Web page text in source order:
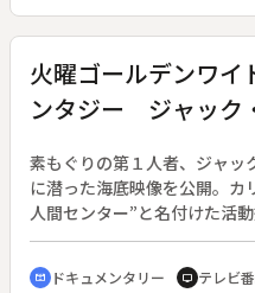
中村吉右衛門、中村芝翫（重
郎。◆副音声は英語
火曜ゴールデンワ
ンタジー ジャック
素もぐりの第１人者、ジャッ
に潜った海底映像を公開。カ
人間センター”と名付けた活
語る。
cinematic_blur ドキュメンタリー tv テレビ